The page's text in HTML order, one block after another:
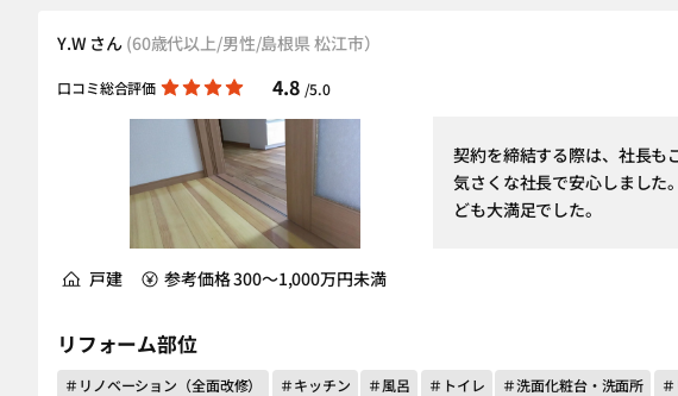
Y.W さん (60歳代以上/男性/島根県 松江市）
口コミ総合評価 4.8 /5.0
契約を締結する際は、社長も
気さくな社長で安心しました
ども大満足でした。
戸建 参考価格 300～1,000万円未満
リフォーム部位
＃リノベーション（全面改修） ＃キッチン ＃風呂 ＃トイレ ＃洗面化粧台・洗面所